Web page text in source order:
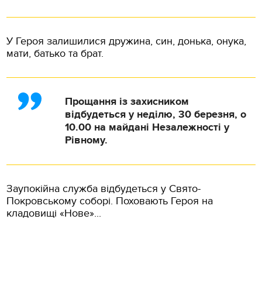
У Героя залишилися дружина, син, донька, онука,
мати, батько та брат.
Прощання із захисником
відбудеться у неділю, 30 березня, о
10.00 на майдані Незалежності у
Рівному.
Заупокійна служба відбудеться у Свято-
Покровському соборі. Поховають Героя на
кладовищі «Нове»...